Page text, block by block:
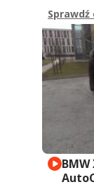
Sprawdź